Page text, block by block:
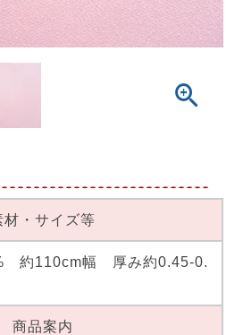
材・サイズ等
約110cm幅 厚み約0.45-0.
商品案内